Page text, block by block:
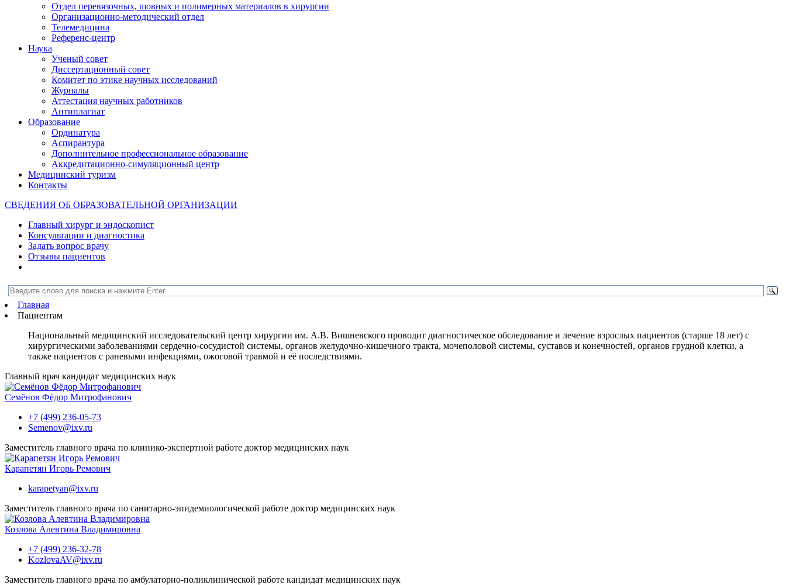
Отдел перевязочных, шовных и полимерных материалов в хирургии
Организационно-методический отдел
Телемедицина
Референс-центр
Наука
Ученый совет
Диссертационный совет
Комитет по этике научных исследований
Журналы
Аттестация научных работников
Антиплагиат
Образование
Ординатура
Аспирантура
Дополнительное профессиональное образование
Аккредитационно-симуляционный центр
Медицинский туризм
Контакты
СВЕДЕНИЯ ОБ ОБРАЗОВАТЕЛЬНОЙ ОРГАНИЗАЦИИ
Главный хирург и эндоскопист
Консультации и диагностика
Задать вопрос врачу
Отзывы пациентов
Главная
Пациентам
Национальный медицинский исследовательский центр хирургии им. А.В. Вишневского проводит диагностическое обследование и лечение взрослых пациентов (старше 18 лет) с
хирургическими заболеваниями сердечно-сосудистой системы, органов желудочно-кишечного тракта, мочеполовой системы, суставов и конечностей, органов грудной клетки, а
также пациентов с раневыми инфекциями, ожоговой травмой и её последствиями.
Главный врач кандидат медицинских наук
Семёнов Фёдор Митрофанович
+7 (499) 236-05-73
Semenov@ixv.ru
Заместитель главного врача по клинико-экспертной работе доктор медицинских наук
Карапетян Игорь Ремович
karapetyan@ixv.ru
Заместитель главного врача по санитарно-эпидемиологической работе доктор медицинских наук
Козлова Алевтина Владимировна
+7 (499) 236-32-78
KozlovaAV@ixv.ru
Заместитель главного врача по амбулаторно-поликлинической работе кандидат медицинских наук